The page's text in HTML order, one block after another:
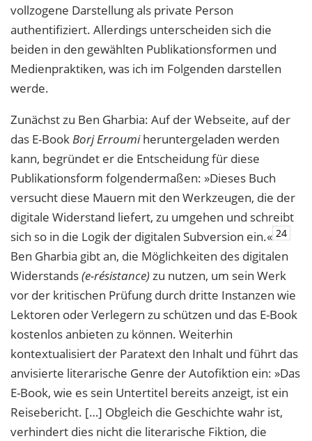
vollzogene Darstellung als private Person
authentifiziert. Allerdings unterscheiden sich die
beiden in den gewählten Publikationsformen und
Medienpraktiken, was ich im Folgenden darstellen
werde.
Zunächst zu Ben Gharbia: Auf der Webseite, auf der
das E-BookBorj Erroumiheruntergeladen werden
kann, begründet er die Entscheidung für diese
Publikationsform folgendermaßen: »Dieses Buch
versucht diese Mauern mit den Werkzeugen, die der
digitale Widerstand liefert, zu umgehen und schreibt
sich so in die Logik der digitalen Subversion ein.« 24
Ben Gharbia gibt an, die Möglichkeiten des digitalen
Widerstands(e-résistance)zu nutzen, um sein Werk
vor der kritischen Prüfung durch dritte Instanzen wie
Lektoren oder Verlegern zu schützen und das E-Book
kostenlos anbieten zu können. Weiterhin
kontextualisiert der Paratext den Inhalt und führt das
anvisierte literarische Genre der Autofiktion ein: »Das
E-Book, wie es sein Untertitel bereits anzeigt, ist ein
Reisebericht. […] Obgleich die Geschichte wahr ist,
verhindert dies nicht die literarische Fiktion, die